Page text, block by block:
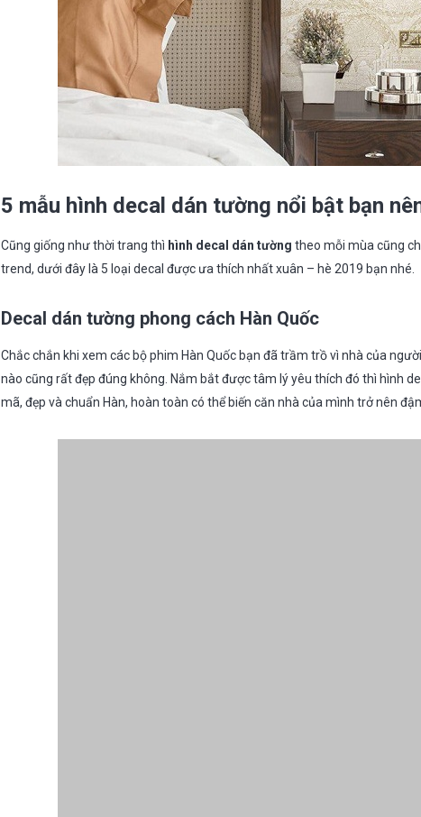
5 mẫu hình decal dán tường nổi bật bạn
Cũng giống như thời trang thì hình decal dán tường theo mỗi mùa cũng
trend, dưới đây là 5 loại decal được ưa thích nhất xuân – hè 2019 bạn nhé.
Decal dán tường phong cách Hàn Quốc
Chắc chắn khi xem các bộ phim Hàn Quốc bạn đã trầm trồ vì nhà của
nào cũng rất đẹp đúng không. Nắm bắt được tâm lý yêu thích đó thì hình
mã, đẹp và chuẩn Hàn, hoàn toàn có thể biến căn nhà của mình trở nên